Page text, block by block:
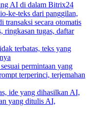
AI di dalam Bitrix24
ke-teks dari panggilan,
transaksi secara otomatis
ringkasan tugas, daftar
terbatas, teks yang
permintaan yang
terperinci, terjemahan
ide yang dihasilkan AI,
yang ditulis AI,